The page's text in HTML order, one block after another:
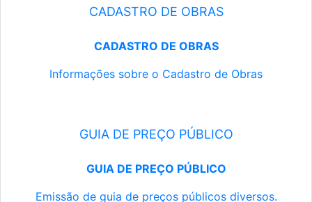
CADASTRO DE OBRAS
CADASTRO DE OBRAS
Informações sobre o Cadastro de Obras
GUIA DE PREÇO PÚBLICO
GUIA DE PREÇO PÚBLICO
Emissão de guia de preços públicos diversos.